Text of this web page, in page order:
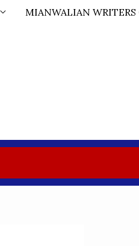
MIANWALIAN WRITERS